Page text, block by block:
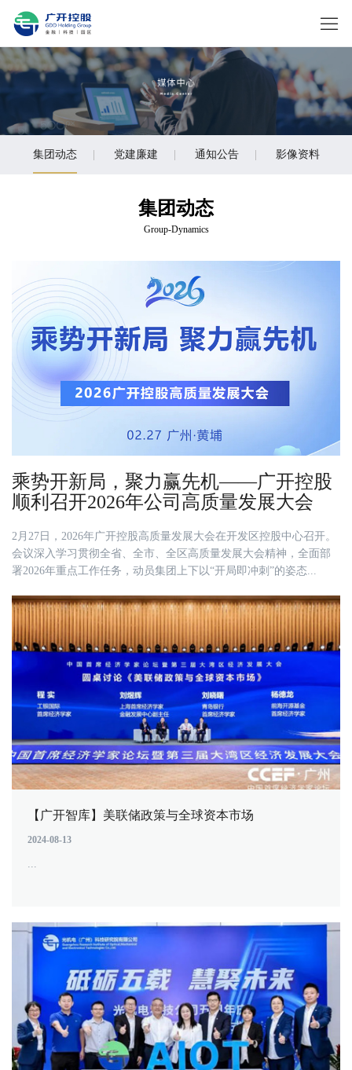
集团动态 党建廉建 通知公告 影像资料
集团动态
Group-Dynamics
乘势开新局，聚力赢先机——广开控股
顺利召开2026年公司高质量发展大会
2月27日，2026年广开控股高质量发展大会在开发区控股中心召开。
会议深入学习贯彻全省、全市、全区高质量发展大会精神，全面部
署2026年重点工作任务，动员集团上下以“开局即冲刺”的姿态...
【广开智库】美联储政策与全球资本市场
2024-08-13
...